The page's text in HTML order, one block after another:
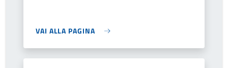
VAI ALLA PAGINA